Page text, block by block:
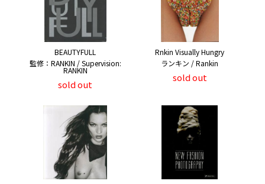
BEAUTYFULL
監修：RANKIN / Supervision:
RANKIN
sold out
Rnkin Visually Hungry
ランキン / Rankin
sold out